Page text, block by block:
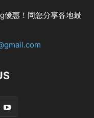
優惠！同您分享各地最